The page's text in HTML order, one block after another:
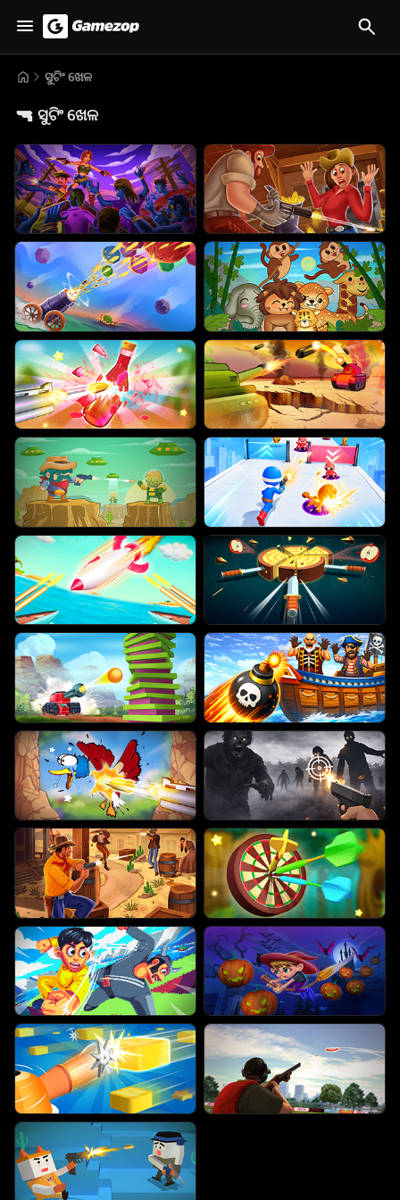
ସୁଟିଂ ଖେଳ
🔫 ସୁଟିଂ ଖେଳ